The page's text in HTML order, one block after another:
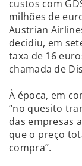
custos com
milhões de
Austrian
decidiu, em
taxa de 16
chamada de
À época, em
“no quesito
das empresas
que o preço
compra”.